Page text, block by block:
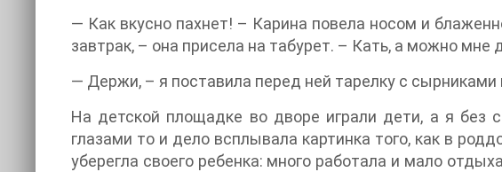
— Как вкусно пахнет! – Карина повела носом и
завтрак, – она присела на табурет. – Кать, а можно
— Держи, – я поставила перед ней тарелку с сырниками
На детской площадке во дворе играли дети, а я
глазами то и дело всплывала картинка того, как в
уберегла своего ребенка: много работала и мало